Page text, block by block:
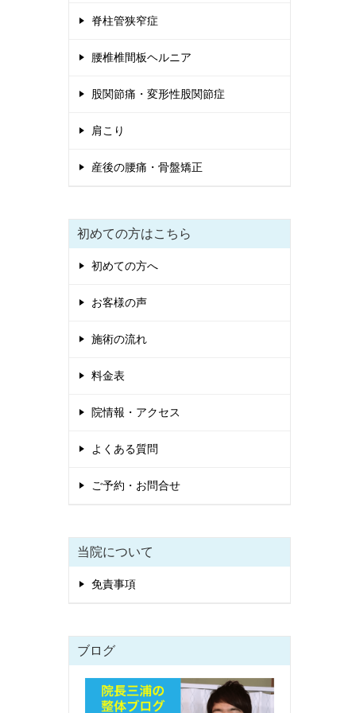
脊柱管狭窄症
腰椎椎間板ヘルニア
股関節痛・変形性股関節症
肩こり
産後の腰痛・骨盤矯正
初めての方はこちら
初めての方へ
お客様の声
施術の流れ
料金表
院情報・アクセス
よくある質問
ご予約・お問合せ
当院について
免責事項
ブログ